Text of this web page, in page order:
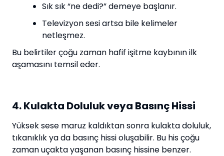
Sık sık “ne dedi?” demeye başlanır.
Televizyon sesi artsa bile kelimeler
netleşmez.
Bu belirtiler çoğu zaman hafif işitme kaybının ilk
aşamasını temsil eder.
4. Kulakta Doluluk veya Basınç Hissi
Yüksek sese maruz kaldıktan sonra kulakta doluluk,
tıkanıklık ya da basınç hissi oluşabilir. Bu his çoğu
zaman uçakta yaşanan basınç hissine benzer.